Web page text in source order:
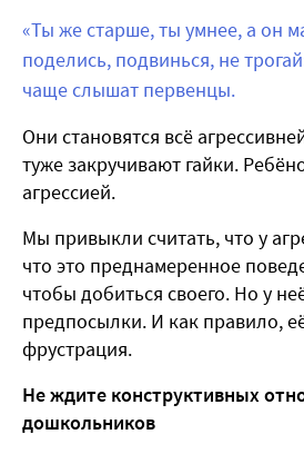
«Ты же старше, ты умнее, а он
поделись, подвинься, не
чаще слышат первенцы.
Они становятся всё
туже закручивают гайки.
агрессией.
Мы привыкли считать, что у
что это преднамеренное
чтобы добиться своего. Но у
предпосылки. И как правило,
фрустрация.
Не ждите конструктивных
дошкольников